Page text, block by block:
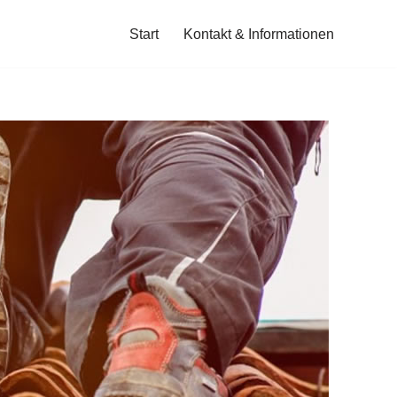
Start Kontakt & Informationen